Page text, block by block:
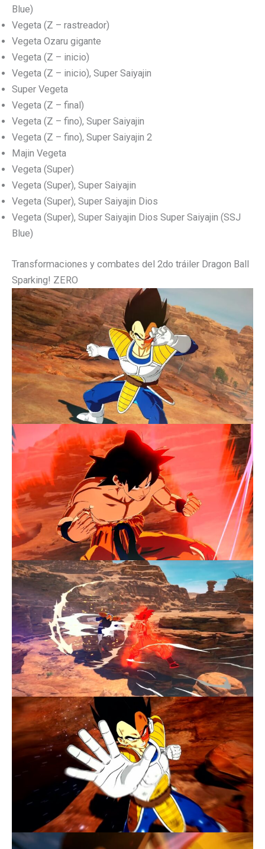
Blue)
Vegeta (Z – rastreador)
Vegeta Ozaru gigante
Vegeta (Z – inicio)
Vegeta (Z – inicio), Super Saiyajin
Super Vegeta
Vegeta (Z – final)
Vegeta (Z – fino), Super Saiyajin
Vegeta (Z – fino), Super Saiyajin 2
Majin Vegeta
Vegeta (Super)
Vegeta (Super), Super Saiyajin
Vegeta (Super), Super Saiyajin Dios
Vegeta (Super), Super Saiyajin Dios Super Saiyajin (SSJ
Blue)
Transformaciones y combates del 2do tráiler Dragon Ball
Sparking! ZERO